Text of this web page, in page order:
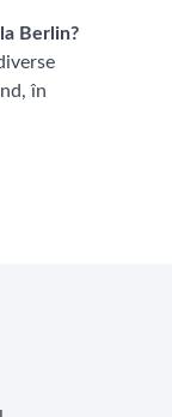
Berlin?
în